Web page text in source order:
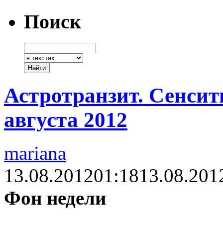
Поиск
Астротранзит.
августа 2012
mariana
13.08.201201:18
Фон недели